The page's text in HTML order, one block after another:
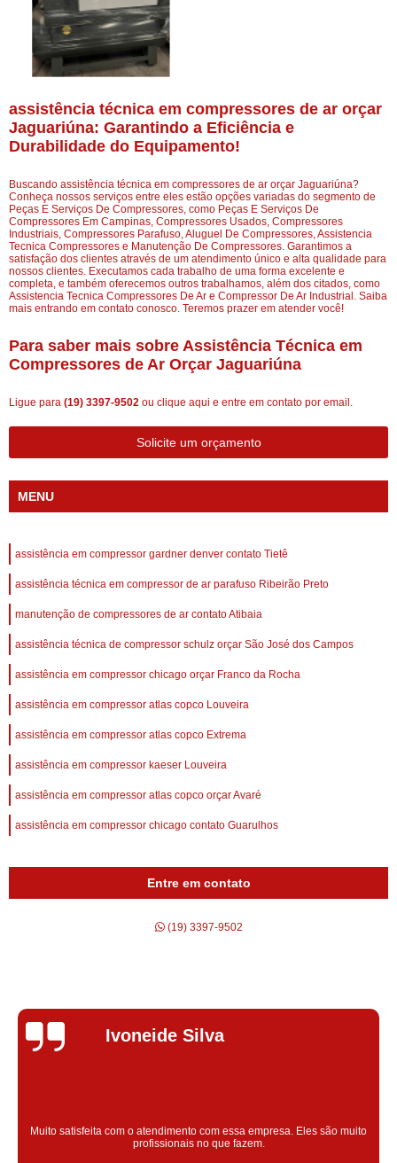
assistência técnica em compressores de ar orçar
Jaguariúna: Garantindo a Eficiência e
Durabilidade do Equipamento!
Buscando assistência técnica em compressores de ar orçar Jaguariúna?
Conheça nossos serviços entre eles estão opções variadas do segmento de
Peças E Serviços De Compressores, como Peças E Serviços De
Compressores Em Campinas, Compressores Usados, Compressores
Industriais, Compressores Parafuso, Aluguel De Compressores, Assistencia
Tecnica Compressores e Manutenção De Compressores. Garantimos a
satisfação dos clientes através de um atendimento único e alta qualidade para
nossos clientes. Executamos cada trabalho de uma forma excelente e
completa, e também oferecemos outros trabalhamos, além dos citados, como
Assistencia Tecnica Compressores De Ar e Compressor De Ar Industrial. Saiba
mais entrando em contato conosco. Teremos prazer em atender você!
Para saber mais sobre Assistência Técnica em
Compressores de Ar Orçar Jaguariúna
Ligue para (19) 3397-9502 ou clique aqui e entre em contato por email.
Solicite um orçamento
MENU
assistência em compressor gardner denver contato Tietê
assistência técnica em compressor de ar parafuso Ribeirão Preto
manutenção de compressores de ar contato Atibaia
assistência técnica de compressor schulz orçar São José dos Campos
assistência em compressor chicago orçar Franco da Rocha
assistência em compressor atlas copco Louveira
assistência em compressor atlas copco Extrema
assistência em compressor kaeser Louveira
assistência em compressor atlas copco orçar Avaré
assistência em compressor chicago contato Guarulhos
Entre em contato
(19) 3397-9502
Silvana Alves
Super satisfeita com o serviço prestado, atendimento muito bom!
colaoradores educado e transparente, destaque para o colaborador
Claudinei excelente profissional!